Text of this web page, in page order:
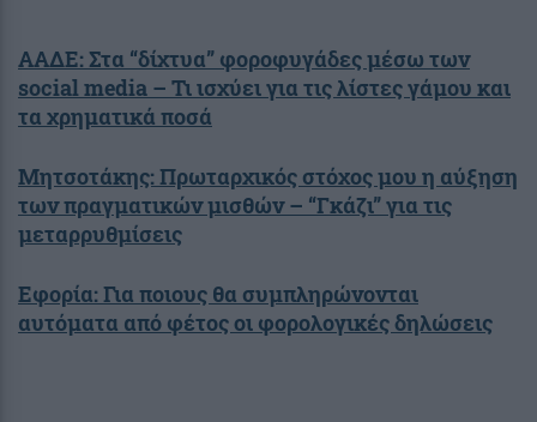
ΑΑΔΕ: Στα “δίχτυα” φοροφυγάδες μέσω των
social media – Τι ισχύει για τις λίστες γάμου και
τα χρηματικά ποσά
Μητσοτάκης: Πρωταρχικός στόχος μου η αύξηση
των πραγματικών μισθών – “Γκάζι” για τις
μεταρρυθμίσεις
Εφορία: Για ποιους θα συμπληρώνονται
αυτόματα από φέτος οι φορολογικές δηλώσεις